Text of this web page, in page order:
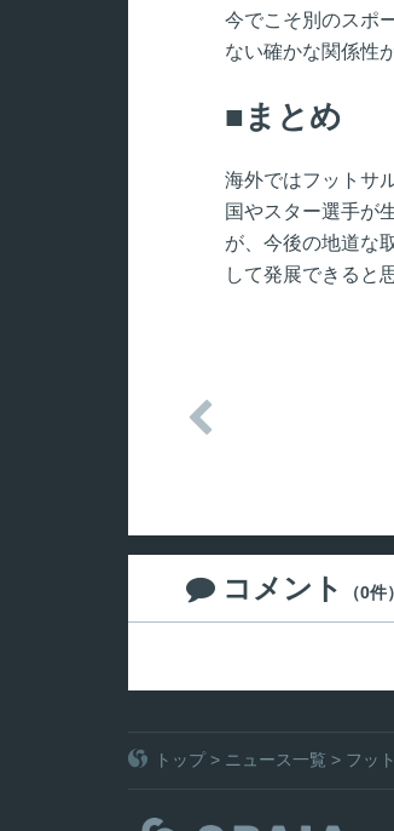
今でこそ別のスポ
ない確かな関係性
まとめ
海外ではフットサ
国やスター選手が
が、今後の地道な
して発展できると

 コメント （0件）
トップ> ニュース一覧 > フッ